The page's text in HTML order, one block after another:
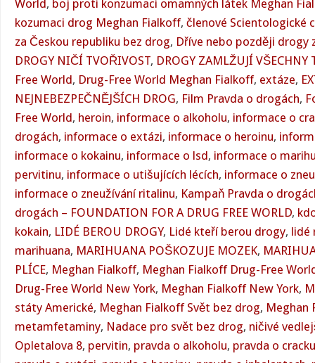
World, boj proti konzumaci omamných látek Meghan
kozumaci drog Meghan Fialkoff, členové Scientologické
za Českou republiku bez drog, Dříve nebo později drogy
DROGY NIČÍ TVOŘIVOST, DROGY ZAMLŽUJÍ VŠECHNY
Free World, Drug-Free World Meghan Fialkoff, extáze,
NEJNEBEZPEČNĚJŠÍCH DROG, Film Pravda o drogách,
Free World, heroin, informace o alkoholu, informace o
drogách, informace o extázi, informace o heroinu,
informace o kokainu, informace o lsd, informace o
pervitinu, informace o utišujících lécích, informace o
informace o zneužívání ritalinu, Kampaň Pravda o
drogách – FOUNDATION FOR A DRUG FREE WORLD,
kokain, LIDÉ BEROU DROGY, Lidé kteří berou drogy, lidé
marihuana, MARIHUANA POŠKOZUJE MOZEK,
PLÍCE, Meghan Fialkoff, Meghan Fialkoff Drug-Free
Drug-Free World New York, Meghan Fialkoff New York,
státy Americké, Meghan Fialkoff Svět bez drog, Meghan
metamfetaminy, Nadace pro svět bez drog, ničivé
Opletalova 8, pervitin, pravda o alkoholu, pravda o cracku